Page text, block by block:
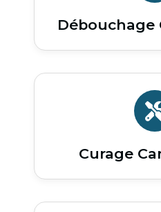
Débouchage
Curage